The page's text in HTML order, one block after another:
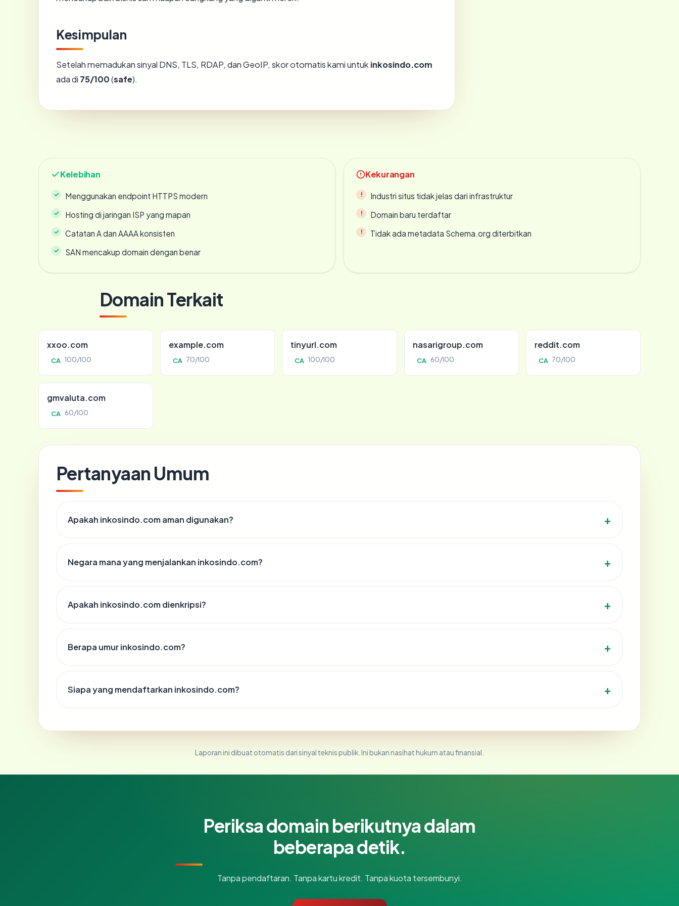
Kesimpulan
Setelah memadukan sinyal DNS, TLS, RDAP, dan GeoIP, skor otomatis kami untuk inkosindo.com
ada di 75/100(safe).
Kelebihan
Menggunakan endpoint HTTPS modern
Hosting di jaringan ISP yang mapan
Catatan A dan AAAA konsisten
SAN mencakup domain dengan benar
Kekurangan
Industri situs tidak jelas dari infrastruktur
Domain baru terdaftar
Tidak ada metadata Schema.org diterbitkan
Domain Terkait
xxoo.com
CA 100/100
example.com
CA 70/100
tinyurl.com
CA 100/100
nasarigroup.com
CA 60/100
reddit.com
CA 70/100
gmvaluta.com
CA 60/100
Pertanyaan Umum
Apakah inkosindo.com aman digunakan?
Negara mana yang menjalankan inkosindo.com?
Apakah inkosindo.com dienkripsi?
Berapa umur inkosindo.com?
Siapa yang mendaftarkan inkosindo.com?
Laporan ini dibuat otomatis dari sinyal teknis publik. Ini bukan nasihat hukum atau finansial.
Periksa domain berikutnya dalam
beberapa detik.
Tanpa pendaftaran. Tanpa kartu kredit. Tanpa kuota tersembunyi.